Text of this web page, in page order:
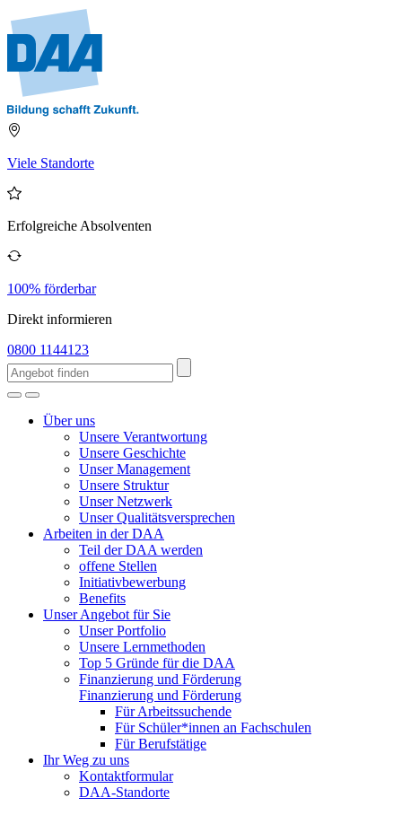
Viele Standorte
Erfolgreiche Absolventen
100% förderbar
Direkt informieren
0800 1144123
Über uns
Unsere Verantwortung
Unsere Geschichte
Unser Management
Unsere Struktur
Unser Netzwerk
Unser Qualitätsversprechen
Arbeiten in der DAA
Teil der DAA werden
offene Stellen
Initiativbewerbung
Benefits
Unser Angebot für Sie
Unser Portfolio
Unsere Lernmethoden
Top 5 Gründe für die DAA
Finanzierung und Förderung
Finanzierung und Förderung
Für Arbeitssuchende
Für Schüler*innen an Fachschulen
Für Berufstätige
Ihr Weg zu uns
Kontaktformular
DAA-Standorte